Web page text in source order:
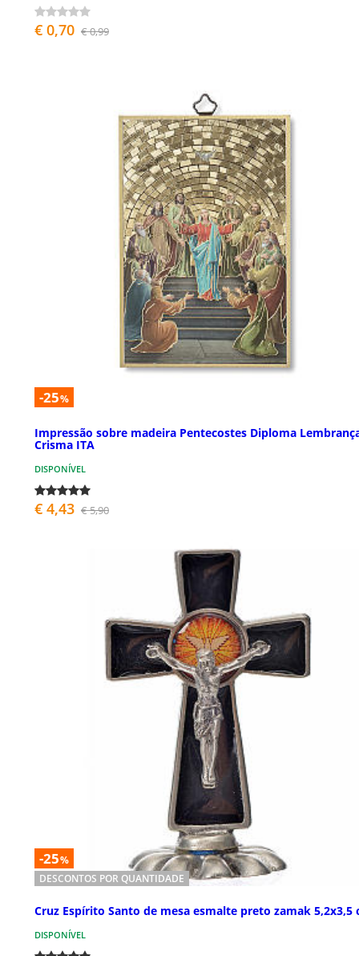
€ 0,70 € 0,99
-25%
Impressão sobre madeira Pentecostes Diploma
Crisma ITA
DISPONÍVEL
€ 4,43 € 5,90
-25%
DESCONTOS POR QUANTIDADE
Cruz Espírito Santo de mesa esmalte preto zamak 5,2x3,5
DISPONÍVEL